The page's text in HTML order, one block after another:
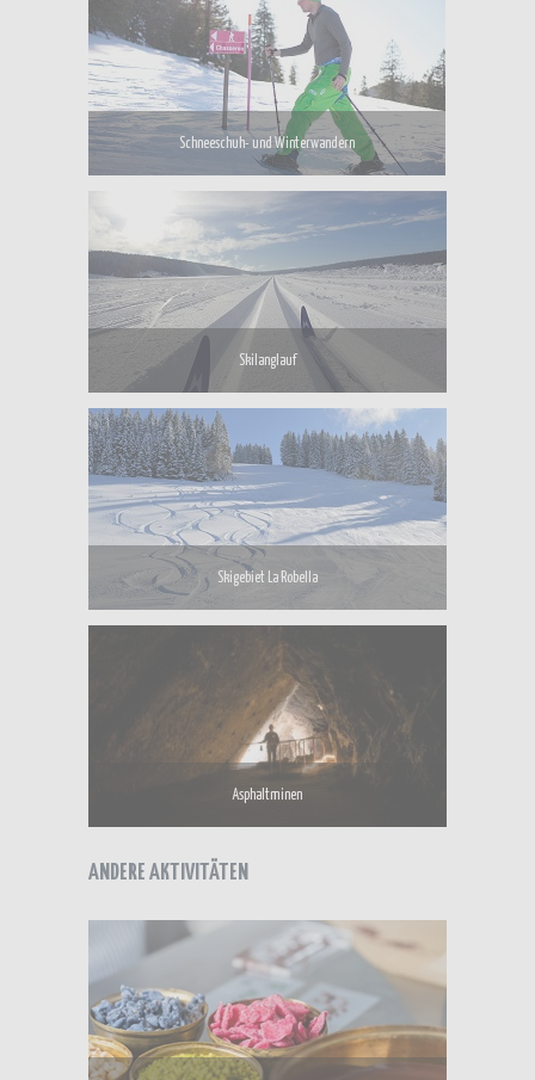
Schneeschuh- und Winterwandern
Skilanglauf
Skigebiet La Robella
Asphaltminen
ANDERE AKTIVITÄTEN